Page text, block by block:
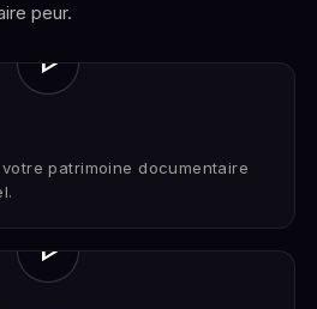
peur.
play_arrow
patrimoine documentaire
play_arrow